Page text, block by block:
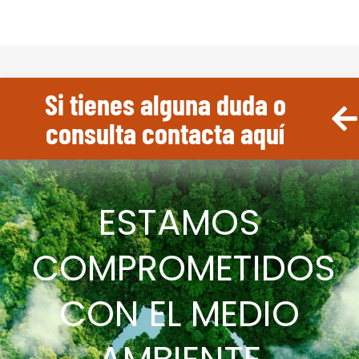
Si tienes alguna duda o
consulta contacta aquí
ESTAMOS
COMPROMETIDOS
CON EL MEDIO